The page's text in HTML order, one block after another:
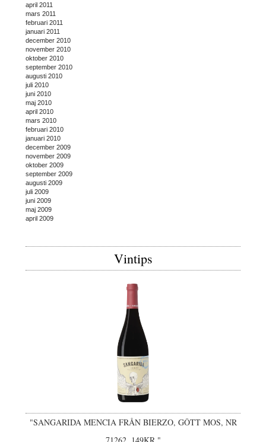
april 2011
mars 2011
februari 2011
januari 2011
december 2010
november 2010
oktober 2010
september 2010
augusti 2010
juli 2010
juni 2010
maj 2010
april 2010
mars 2010
februari 2010
januari 2010
december 2009
november 2009
oktober 2009
september 2009
augusti 2009
juli 2009
juni 2009
maj 2009
april 2009
Vintips
"SANGARIDA MENCIA FRÅN BIERZO, GÔTT MOS, NR